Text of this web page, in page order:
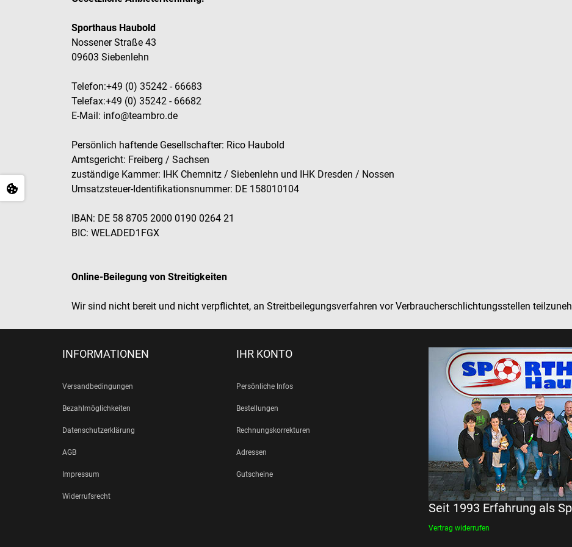
Sporthaus Haubold
Nossener Straße 43
09603 Siebenlehn
Telefon:+49 (0) 35242 - 66683
Telefax:+49 (0) 35242 - 66682
E-Mail: info@teambro.de
Persönlich haftende Gesellschafter: Rico Haubold
Amtsgericht: Freiberg / Sachsen
zuständige Kammer: IHK Chemnitz / Siebenlehn und IHK Dresden / Nossen
Umsatzsteuer-Identifikationsnummer: DE 158010104
IBAN: DE 58 8705 2000 0190 0264 21
BIC: WELADED1FGX
Online-Beilegung von Streitigkeiten
Wir sind nicht bereit und nicht verpflichtet, an Streitbeilegungsverfahren vor Verbraucherschlichtungsstellen
INFORMATIONEN
Versandbedingungen
Bezahlmöglichkeiten
Datenschutzerklärung
AGB
Impressum
Widerrufsrecht
IHR KONTO
Persönliche Infos
Bestellungen
Rechnungskorrekturen
Adressen
Gutscheine
Seit 1993 Erfahrung als
Vertrag widerrufen